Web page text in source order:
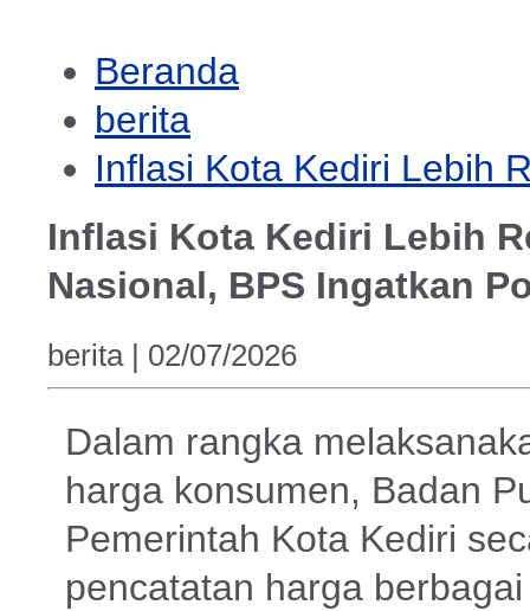
Beranda
berita
Inflasi Kota Kediri Lebih
Inflasi Kota Kediri Lebih
Nasional, BPS Ingatkan
berita | 02/07/2026
Dalam rangka
harga konsumen, Badan
Pemerintah Kota Kediri
pencatatan harga